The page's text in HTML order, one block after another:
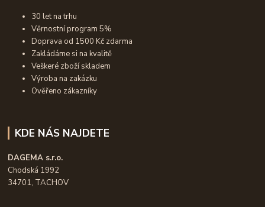
30 let na trhu
Věrnostní program 5%
Doprava od 1500 Kč zdarma
Zakládáme si na kvalitě
Veškeré zboží skladem
Výroba na zakázku
Ověřeno zákazníky
KDE NÁS NAJDETE
DAGEMA s.r.o.
Chodská 1992
34701, TACHOV